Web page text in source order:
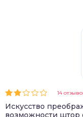
14
Искусство